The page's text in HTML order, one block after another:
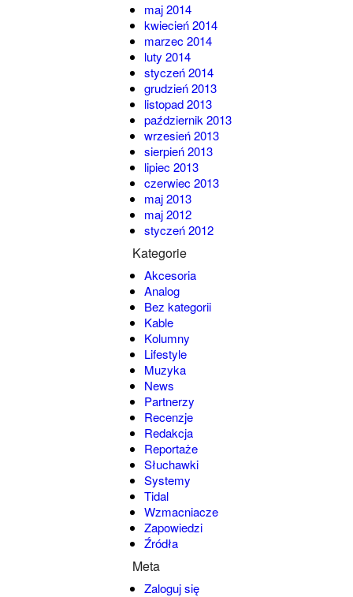
maj 2014
kwiecień 2014
marzec 2014
luty 2014
styczeń 2014
grudzień 2013
listopad 2013
październik 2013
wrzesień 2013
sierpień 2013
lipiec 2013
czerwiec 2013
maj 2013
maj 2012
styczeń 2012
Kategorie
Akcesoria
Analog
Bez kategorii
Kable
Kolumny
Lifestyle
Muzyka
News
Partnerzy
Recenzje
Redakcja
Reportaże
Słuchawki
Systemy
Tidal
Wzmacniacze
Zapowiedzi
Źródła
Meta
Zaloguj się